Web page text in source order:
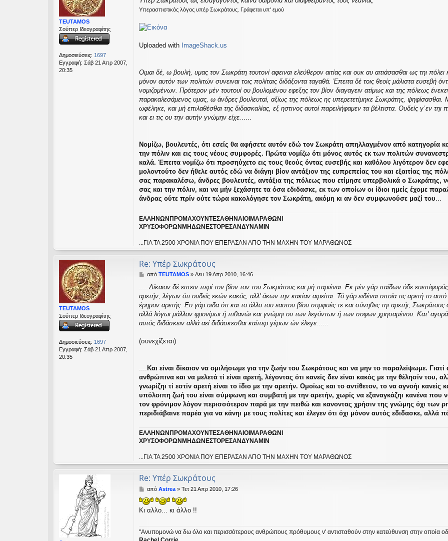
TEUTAMOS
Σούπερ Ιδεογραφίτης
Δημοσιεύσεις: 1697
Εγγραφή: Σάβ 21 Απρ 2007,
20:35
μ
ο
ί
ε
σ
Υπερασπιστικός λόγος υπέρ Σωκράτους. Γράφεται υπ' εμού
Uploaded with ImageShack.us
Οιμαι δέ, ω βουλή, υμας τον Σωκράτη τουτονί αφειναι ελεύθερον αιτίας και ουκ αυ αιτιάσασθαι ως τηι
μόνον αυτόν των πολιτών συνειναι τοις πολίταις διδάξοντα ταγαθά. Έπειτα δέ τοις θεοίς μάλιστα ευσεβή
νομιζομένων. Πρότερον μέν τουτουί ου βουλομένου εφεξης τον βίον διαγαγειν ατίμως και της πόλεως
παρακαλεσάμενος υμας, ω άνδρες βουλευταί, αξίως της πόλεως ης υπερετετίμηκε Σωκράτης, ψηφίσασθαι.
ωφέληκε, και μή επιλαθέσθαι της διδασκαλίας, εξ ηστινος αυτοί παρειλήφαμεν τα βέλτιστα. Ουδείς γ΄εν
και ει τις ου την αυτήν γνώμην είχε. .....
Νομίζω, βουλευτές, ότι εσείς θα αφήσετε αυτόν εδώ τον Σωκράτη απηλλαγμένον από κατηγορία
την πόλιν και εις τους νέους συμφορές. Πρώτα νομίζω ότι μόνος αυτός εκ των πολιτών
καλά. Έπειτα νομίζω ότι προσηύχετο εις τους θεούς όντας ευσεβής και καθόλου λιγότερον δεν
μολοντούτο δεν ήθελε αυτός εδώ να διάγηι βίον αντάξιον της ευπρεπείας του και εξαιτίας της
σας παρακαλέσω, άνδρες βουλευτές, αντάξια της πόλεως που ετίμησε υπερβολικά ο Σωκράτης,
σας και την πόλιν, και να μήν ξεχάσητε τα όσα εδιδασκε, εκ των οποίων οι ίδιοι ημείς έχομε
άνδρας ούτε πρίν ούτε τώρα κακολόγησε τον Σωκράτη, ακόμη κι αν δεν συμφωνούσε μαζί του...
ΕΛΛΗΝΩΝΠΡΟΜΑΧΟΥΝΤΕΣΑΘΗΝΑΙΟΙΜΑΡΑΘΩΝΙ
ΧΡΥΣΟΦΟΡΩΝΜΗΔΩΝΕΣΤΟΡΕΣΑΝΔΥΝΑΜΙΝ
...ΓΙΑ ΤΑ 2500 ΧΡΟΝΙΑ ΠΟΥ ΕΠΕΡΑΣΑΝ ΑΠΟ ΤΗΝ ΜΑΧΗΝ ΤΟΥ ΜΑΡΑΘΩΝΟΣ
TEUTAMOS
Σούπερ Ιδεογραφίτης
Δημοσιεύσεις: 1697
Εγγραφή: Σάβ 21 Απρ 2007,
20:35
Re: Υπέρ Σωκράτους
Δ
μ
ο
σ
ί
υ
η
από TEUTAMOS» Δευ 19 Απρ 2010, 16:46
Δίκαιον δέ ειπειν περί τον βίον τον του Σωκράτους και μή παριέναι. Εκ μέν γάρ παίδων όδε
αρετήν, λέγων ότι ουδείς εκών κακός, αλλ' άκων την κακίαν αιρείται. Τό γάρ ειδέναι οποία τις αρετή το
έρημον αρετής. Ευ γάρ οιδα ότι και το άλλο του εαυτου βίου συμφυές τε και σύνηθες τηι αρετήι,
αλλά λόγωι μάλλον φρονίμωι ή πιθανώι και γνώμηι ου των λεγόντων ή των σοφων χρησαμένου. Κατ'
αυτός διδάσκειν αλλά αεί διδάσκεσθαι καίπερ γέρων ών έλεγε.
(συνεχίζεται)
Και είναι δίκαιον να ομιλήσωμε για την ζωήν του Σωκράτους και να μην το παραλείψωμε.
ανθρώπινα και να μελετά τί είναι αρετή, λέγοντας ότι κανείς δεν είναι κακός με την θέλησίν του,
γνωρίζηι τί εστίν αρετή είναι το ίδιο με την αρετήν. Ομοίως και το αντίθετον, το να αγνοήι κανείς
υπόλοιπη ζωή του είναι σύμφωνη και συμβατή με την αρετήν, χωρίς να εξαναγκάζηι κανένα που
τον φρόνιμον λόγον περισσότερον παρά με την πειθώ και κανοντας χρήσιν της γνώμης όχι των
περιδιάβαινε παρέα για να κάνηι με τους πολίτες και έλεγεν ότι όχι μόνον αυτός εδιδασκε, αλλά
ΕΛΛΗΝΩΝΠΡΟΜΑΧΟΥΝΤΕΣΑΘΗΝΑΙΟΙΜΑΡΑΘΩΝΙ
ΧΡΥΣΟΦΟΡΩΝΜΗΔΩΝΕΣΤΟΡΕΣΑΝΔΥΝΑΜΙΝ
...ΓΙΑ ΤΑ 2500 ΧΡΟΝΙΑ ΠΟΥ ΕΠΕΡΑΣΑΝ ΑΠΟ ΤΗΝ ΜΑΧΗΝ ΤΟΥ ΜΑΡΑΘΩΝΟΣ
Re: Υπέρ Σωκράτους
Δ
μ
ο
ε
από Astrea» Τετ 21 Απρ 2010, 17:26
Κι αλλο... κι άλλο !!
"Ανυπομονώ να δω όλο και περισσότερους ανθρώπους πρόθυμους ν' αντισταθούν στην κατεύθυνση στην οποία